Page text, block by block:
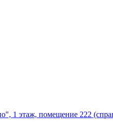
1 этаж, помещение 222